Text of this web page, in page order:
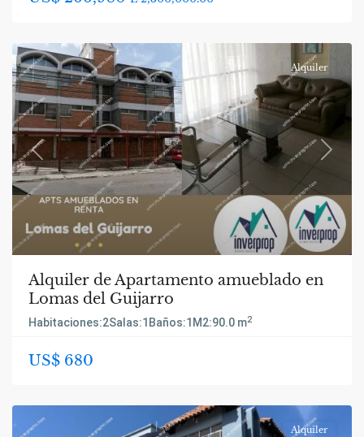
Previous Next
Alquiler
Alquiler de Apartamento amueblado en
Lomas del Guijarro
Habitaciones:2Salas:1 Baños:1 M2:90.0 m2
US$ 680
Alquiler